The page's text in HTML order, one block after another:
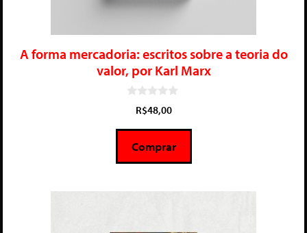
A forma mercadoria: escritos sobre a teoria do
valor, por Karl Marx
5
R$48,00
Comprar